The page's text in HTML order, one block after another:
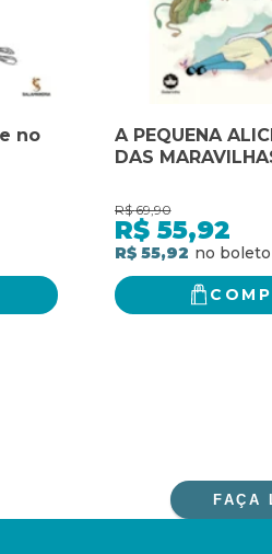
no
A PEQUENA
DAS
R$ 69,90
R$ 55,92
R$ 55,92
FAÇA